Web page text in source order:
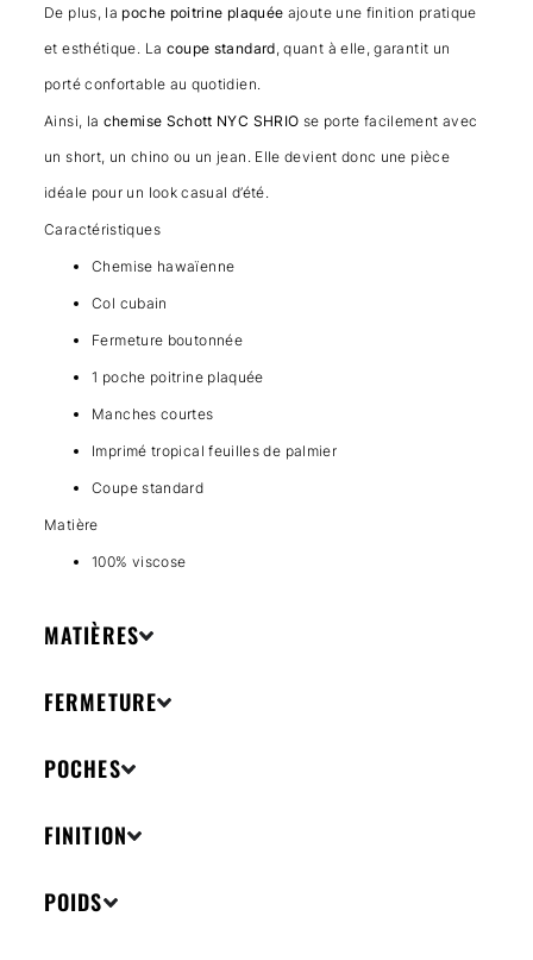
De plus, la poche poitrine plaquée ajoute une finition pratique
et esthétique. La coupe standard, quant à elle, garantit un
porté confortable au quotidien.
Ainsi, la chemise Schott NYC SHRIO se porte facilement avec
un short, un chino ou un jean. Elle devient donc une pièce
idéale pour un look casual d’été.
Caractéristiques
Chemise hawaïenne
Col cubain
Fermeture boutonnée
1 poche poitrine plaquée
Manches courtes
Imprimé tropical feuilles de palmier
Coupe standard
Matière
100% viscose
MATIÈRES
FERMETURE
POCHES
FINITION
POIDS